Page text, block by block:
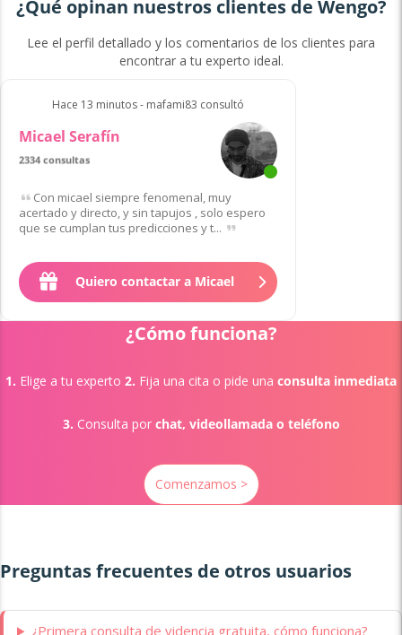
¿Qué opinan nuestros clientes de Wengo?
Lee el perfil detallado y los comentarios de los clientes para
encontrar a tu experto ideal.
Hace 13 minutos - mafami83 consultó
Micael Serafín
2334 consultas
Con micael siempre fenomenal, muy
acertado y directo, y sin tapujos , solo espero
que se cumplan tus predicciones y t...
Quiero contactar a Micael
¿Cómo funciona?
1. Elige a tu experto 2. Fija una cita o pide una consulta inmediata
3. Consulta por chat, videollamada o teléfono
Comenzamos >
Preguntas frecuentes de otros usuarios
¿Primera consulta de videncia gratuita, cómo funciona?